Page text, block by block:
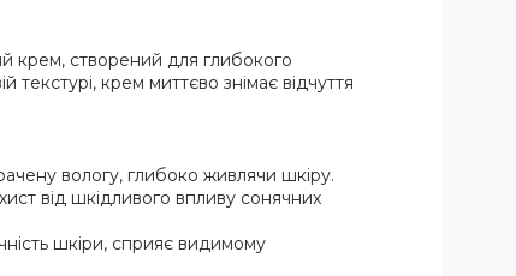
крем, створений для глибокого
крем миттєво знімає відчуття
вологу, глибоко живлячи шкіру.
від шкідливого впливу сонячних
шкіри, сприяє видимому